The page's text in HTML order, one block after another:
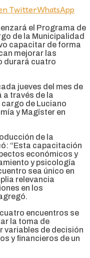
TwitterWhatsApp
el Programa de
de la Municipalidad
capacitar de forma
mejorar las
durará cuatro
jueves del mes de
a través de la
de Luciano
y Magíster en
de la
“Esta capacitación
económicos y
y psicología
sea único en
relevancia
en los
encuentros se
la toma de
variables de decisión
y financieros de un